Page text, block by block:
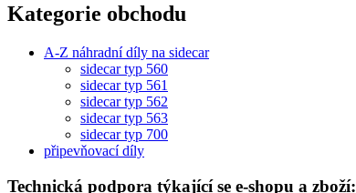
Kategorie obchodu
A-Z náhradní díly na sidecar
sidecar typ 560
sidecar typ 561
sidecar typ 562
sidecar typ 563
sidecar typ 700
připevňovací díly
Technická podpora týkající se e-shopu a zboží: